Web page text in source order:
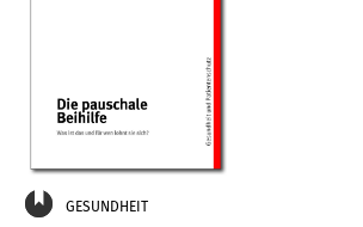
GESUNDHEIT